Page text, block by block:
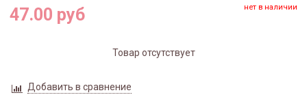
47.00 руб нет в наличии
Товар отсутствует
Добавить в сравнение